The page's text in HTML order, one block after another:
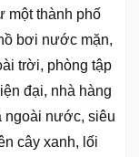
một thành phố
bơi nước mặn,
trời, phòng tập
đại, nhà hàng
ngoài nước, siêu
cây xanh, lối